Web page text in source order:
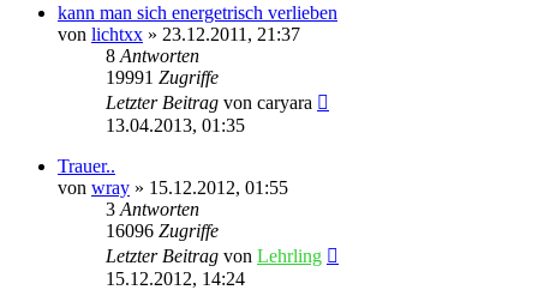
kann man sich energetrisch verlieben
von lichtxx » 23.12.2011, 21:37
8 Antworten
19991 Zugriffe
Letzter Beitrag von caryara
13.04.2013, 01:35
Trauer..
von wray » 15.12.2012, 01:55
3 Antworten
16096 Zugriffe
Letzter Beitrag von Lehrling
15.12.2012, 14:24